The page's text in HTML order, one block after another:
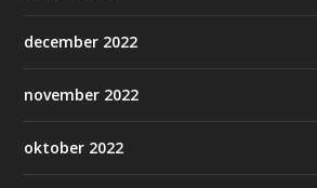
december 2022
november 2022
oktober 2022